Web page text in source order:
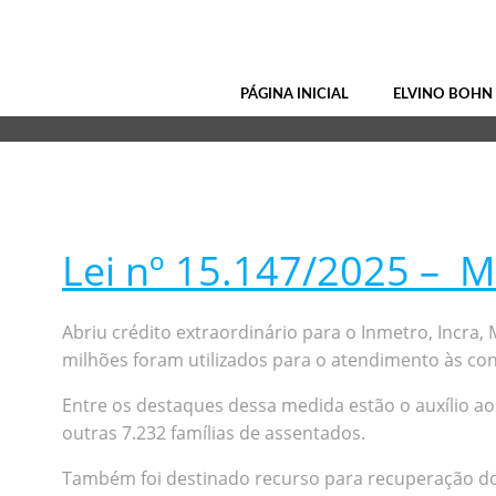
PÁGINA INICIAL ELVINO BOHN
Projetos
Lei nº 15.147/2025 –
Abriu crédito extraordinário para o Inmetro, Incra,
milhões foram utilizados para o atendimento às
Entre os destaques dessa medida estão o auxílio
outras 7.232 famílias de assentados.
Também foi destinado recurso para recuperação